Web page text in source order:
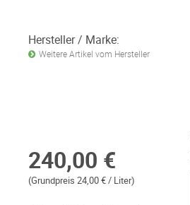
Hersteller / Marke:
Weitere Artikel vom Hersteller
240,00 €
(Grundpreis 24,00 € / Liter)